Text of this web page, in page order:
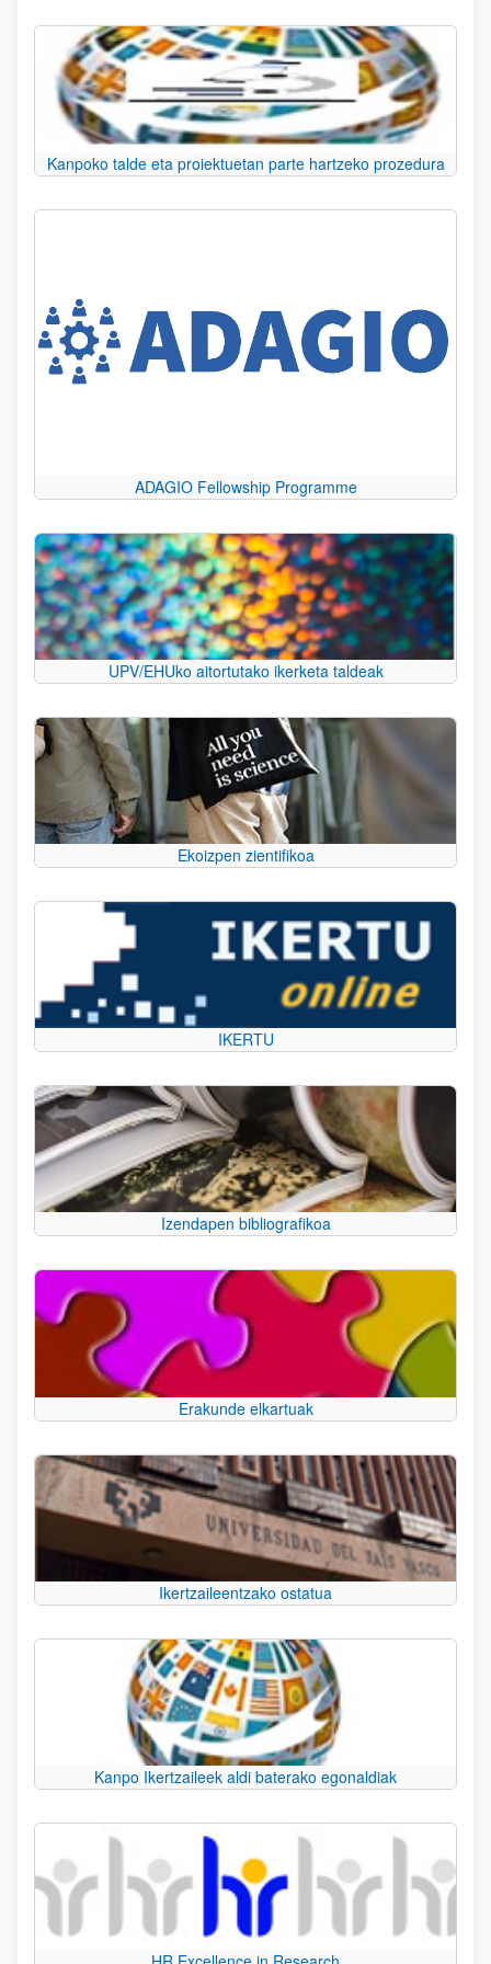
Kanpoko talde eta proiektuetan parte hartzeko prozedura
ADAGIO Fellowship Programme
UPV/EHUko aitortutako ikerketa taldeak
Ekoizpen zientifikoa
IKERTU
Izendapen bibliografikoa
Erakunde elkartuak
Ikertzaileentzako ostatua
Kanpo Ikertzaileek aldi baterako egonaldiak